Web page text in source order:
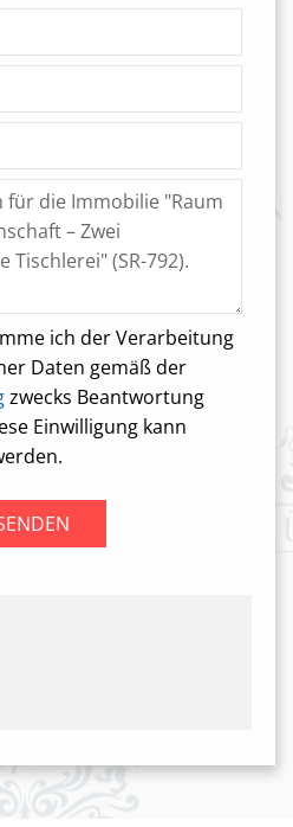
ich der Verarbeitung
Daten gemäß der
zwecks Beantwortung
Einwilligung kann